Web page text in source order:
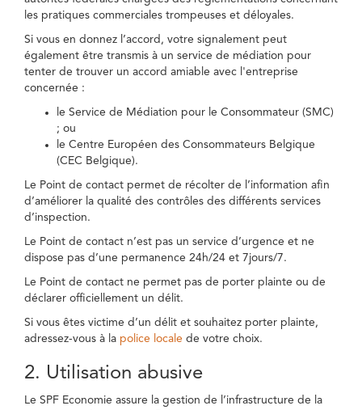
les pratiques commerciales trompeuses et déloyales.
Si vous en donnez l’accord, votre signalement peut
également être transmis à un service de médiation pour
tenter de trouver un accord amiable avec l'entreprise
concernée :
le Service de Médiation pour le Consommateur (SMC)
; ou
le Centre Européen des Consommateurs Belgique
(CEC Belgique).
Le Point de contact permet de récolter de l’information afin
d’améliorer la qualité des contrôles des différents services
d’inspection.
Le Point de contact n’est pas un service d’urgence et ne
dispose pas d’une permanence 24h/24 et 7jours/7.
Le Point de contact ne permet pas de porter plainte ou de
déclarer officiellement un délit.
Si vous êtes victime d’un délit et souhaitez porter plainte,
adressez-vous à la police locale de votre choix.
2. Utilisation abusive
Le SPF Economie assure la gestion de l’infrastructure de la